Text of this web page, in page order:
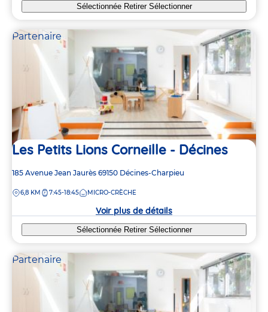
Sélectionnée Retirer Sélectionner
Partenaire
Les Petits Lions Corneille - Décines
Adresse
la
185 Avenue Jean Jaurès 69150 Décines-Charpieu
DISTANCE
6,8 KM 7:45-18:45 MICRO-CRÈCHE
Voir plus de détails
Sélectionnée Retirer Sélectionner
Partenaire